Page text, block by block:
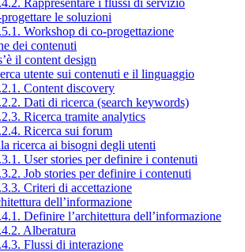
le soluzioni
Workshop di co-progettazione
dei contenuti
il content design
utente sui contenuti e il linguaggio
Content discovery
Dati di ricerca (search keywords)
Ricerca tramite analytics
Ricerca sui forum
ricerca ai bisogni degli utenti
User stories per definire i contenuti
Job stories per definire i contenuti
Criteri di accettazione
dell’informazione
Definire l’architettura dell’informazione
Alberatura
Flussi di interazione